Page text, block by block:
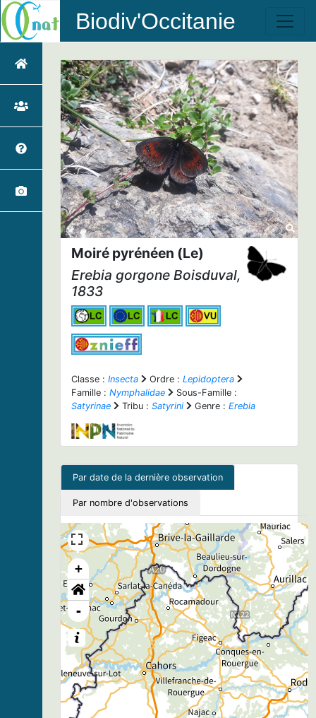
Biodiv'Occitanie
Moiré pyrénéen (Le)
Erebia gorgone Boisduval,
1833
Classe : Insecta Ordre : Lepidoptera
Famille : Nymphalidae
Sous-Famille :
Satyrinae
Tribu : Satyrini Genre : Erebia
Par date de la dernière observation
Par nombre d'observations
+
-